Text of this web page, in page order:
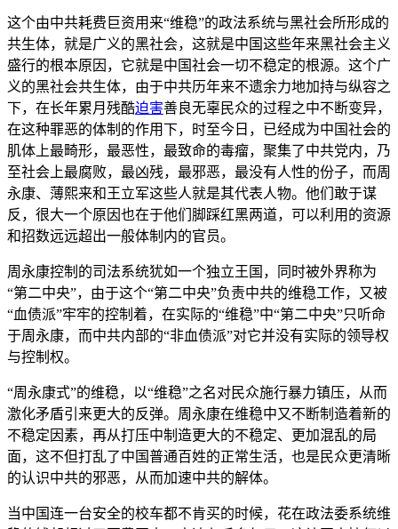
这个由中共耗费巨资用来“维稳”的政法系统与黑社会所形成的
共生体，就是广义的黑社会，这就是中国这些年来黑社会主义
盛行的根本原因，它就是中国社会一切不稳定的根源。这个广
义的黑社会共生体，由于中共历年来不遗余力地加持与纵容之
下，在长年累月残酷迫害善良无辜民众的过程之中不断变异，
在这种罪恶的体制的作用下，时至今日，已经成为中国社会的
肌体上最畸形，最恶性，最致命的毒瘤，聚集了中共党内，乃
至社会上最腐败，最凶残，最邪恶，最没有人性的份子，而周
永康、薄熙来和王立军这些人就是其代表人物。他们敢于谋
反，很大一个原因也在于他们脚踩红黑两道，可以利用的资源
和招数远远超出一般体制内的官员。
周永康控制的司法系统犹如一个独立王国，同时被外界称为
“第二中央”，由于这个“第二中央”负责中共的维稳工作，又被
“血债派”牢牢的控制着，在实际的“维稳”中“第二中央”只听命
于周永康，而中共内部的“非血债派”对它并没有实际的领导权
与控制权。
“周永康式”的维稳，以“维稳”之名对民众施行暴力镇压，从而
激化矛盾引来更大的反弹。周永康在维稳中又不断制造着新的
不稳定因素，再从打压中制造更大的不稳定、更加混乱的局
面，这不但打乱了中国普通百姓的正常生活，也是民众更清晰
的认识中共的邪恶，从而加速中共的解体。
当中国连一台安全的校车都不肯买的时候，花在政法委系统维